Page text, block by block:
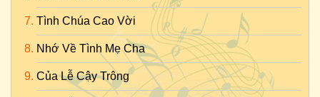
Tình Chúa Cao Vời
Nhớ Về Tình Mẹ Cha
Của Lễ Cậy Trông